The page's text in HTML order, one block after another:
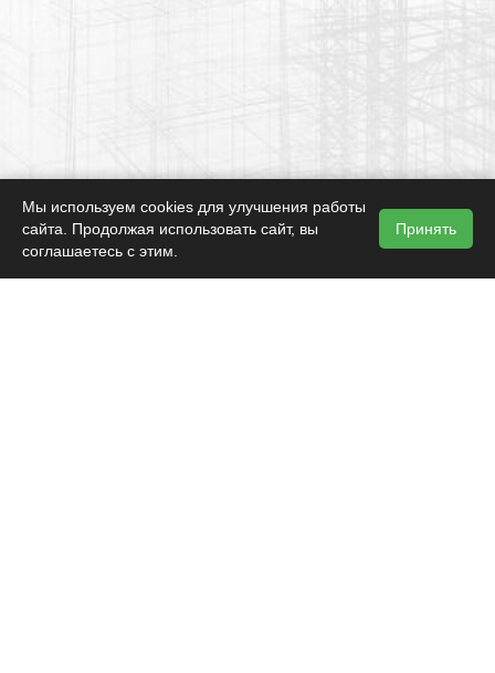
Мы используем cookies для улучшения работы
сайта. Продолжая использовать сайт, вы
соглашаетесь с этим.
Принять